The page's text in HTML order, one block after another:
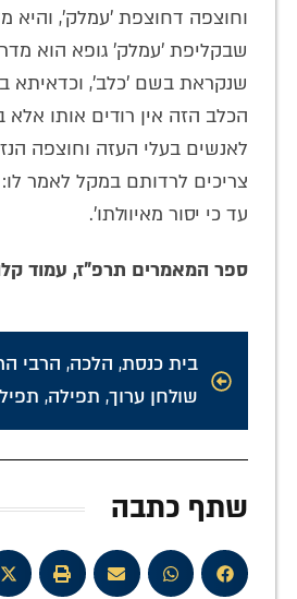
וחוצפה דחוצפת 'עמלק', והיא
שבקליפת 'עמלק' גופא הוא
שנקראת בשם 'כלב', וכדאיתא
הכלב הזה אין רודים אותו אלא
לאנשים בעלי העזה וחוצפה
צריכים לרדותם במקל לאמר לו:
עד כי יסור מאיוולתו'.
ספר המאמרים תרפ"ז, עמוד
בית כנסת, הלכה, הרבי
שולחן ערוך, תפילה,
שתף כתבה